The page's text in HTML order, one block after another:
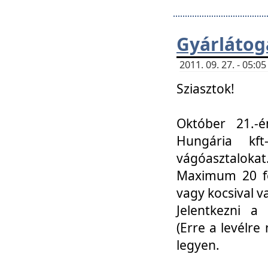
2011. 09. 27. -
Sziasztok!
Október 21.-
Hungária
Maximum 20
vagy kocsival
Jelentkezni a
(Erre a levélre
legyen.